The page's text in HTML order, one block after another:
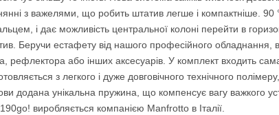
з важелями, що робить штатив легше і компактніше. 90
і дає можливість центральної колоні перейти в
Беручи естафету від нашого професійного
рефлектора або інших аксесуарів. У комплект входить
з легкого і дуже довговічного технічного
додана унікальна пружина, що компенсує вагу важкого
виробляється компанією Manfrotto в Італії.